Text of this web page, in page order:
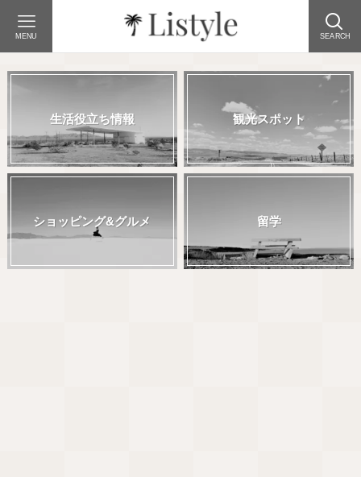
SEARCH
MENU
生活役立ち情報 観光スポット
ショッピング&グルメ 留学